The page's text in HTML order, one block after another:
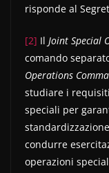
risponde al
[2] Il Joint Special
comando
Operations
studiare i
speciali per
condurre
operazioni